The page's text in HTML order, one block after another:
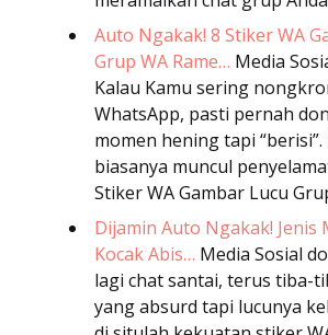
Auto Ngakak! 8 Stiker WA
Grup WA Rame… Media
Kalau Kamu sering
WhatsApp, pasti pernah
momen hening tapi
biasanya muncul
Stiker WA Gambar Lucu
Dijamin Auto Ngakak! Jenis
Kocak Abis… Media Sosial
lagi chat santai, terus tiba-
yang absurd tapi lucunya